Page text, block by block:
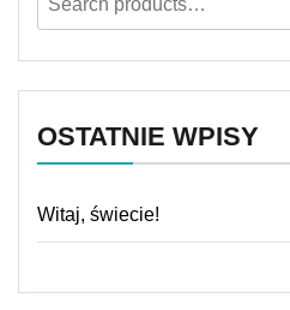
OSTATNIE WPISY
Witaj, świecie!